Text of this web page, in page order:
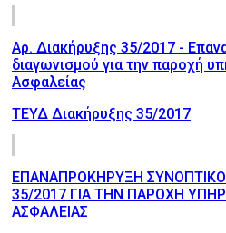
Αρ. Διακήρυξης 35/2017 -
διαγωνισμού για την παροχή
Ασφαλείας
ΤΕΥΔ Διακήρυξης 35/2017
ΕΠΑΝΑΠΡΟΚΗΡΥΞΗ
35/2017 ΓΙΑ ΤΗΝ ΠΑΡΟΧΗ
ΑΣΦΑΛΕΙΑΣ